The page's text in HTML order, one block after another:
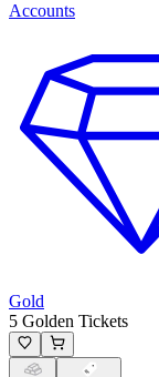
Accounts
Gold
5 Golden Tickets